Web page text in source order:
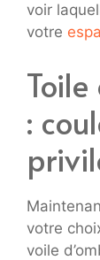
voir
votre
:
votre
voile